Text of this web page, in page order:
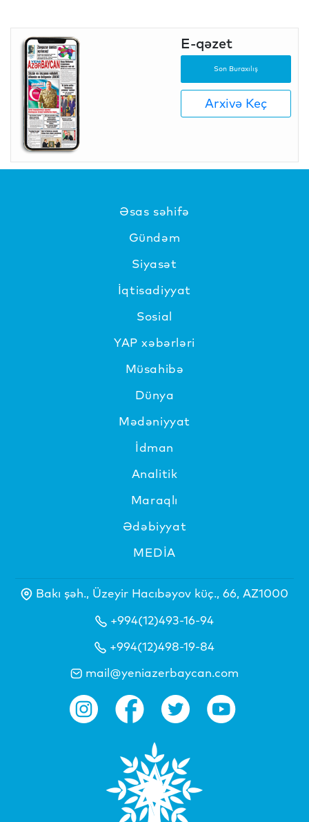
E-qəzet
Son Buraxılış
Arxivə Keç
Əsas səhifə
Gündəm
Siyasət
İqtisadiyyat
Sosial
YAP xəbərləri
Müsahibə
Dünya
Mədəniyyat
İdman
Analitik
Maraqlı
Ədəbiyyat
MEDİA
Bakı şəh., Üzeyir Hacıbəyov küç., 66, AZ1000
+994(12)493-16-94
+994(12)498-19-84
mail@yeniazerbaycan.com